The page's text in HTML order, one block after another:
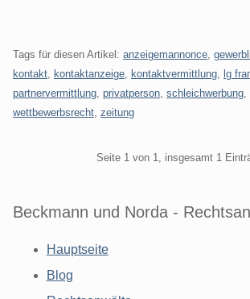
Tags für diesen Artikel: anzeigemannonce
kontakt
kontaktanzeige kontaktvermittlung lg
partnervermittlung privatperson schleichwerbung
wettbewerbsrecht zeitung
Seite 1 von 1, insgesamt 1
Beckmann und Norda -
Hauptseite
Blog